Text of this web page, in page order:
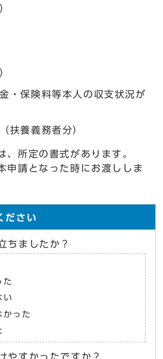
・保険料等本人の収支状況が
扶養義務者分）
所定の書式があります。
請となった時にお渡ししま
ださい
ちましたか？
た
い
かった
やすかったですか？